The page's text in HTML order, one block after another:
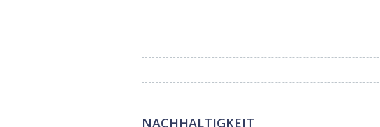
NACHHALTIGKEIT